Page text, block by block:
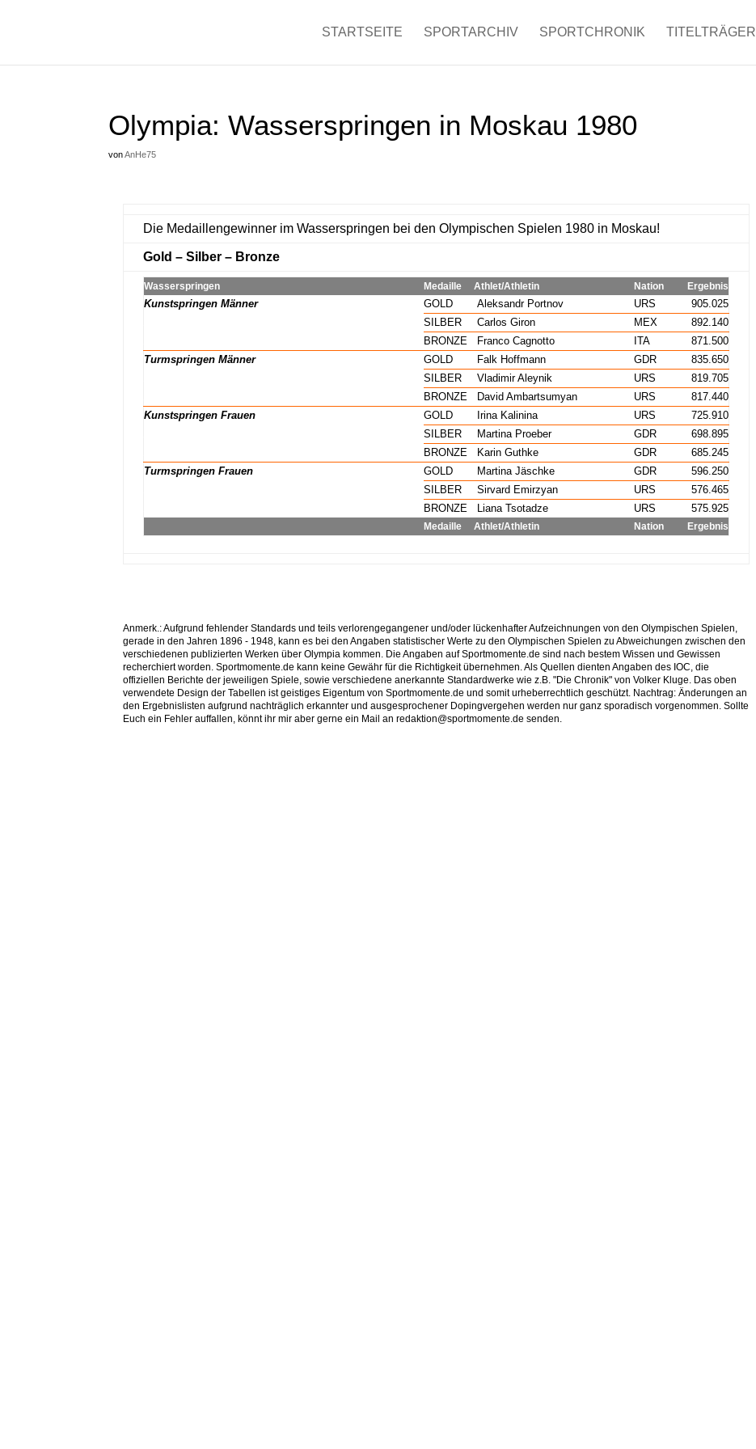
STARTSEITE SPORTARCHIV SPORTCHRONIK TITELTRÄGER
Olympia: Wasserspringen in Moskau 1980
vonAnHe75
Die Medaillengewinner im Wasserspringen bei den Olympischen Spielen 1980 in Moskau!
Gold – Silber – Bronze
Wasserspringen Medaille Athlet/Athletin Nation Ergebnis
Kunstspringen Männer GOLD Aleksandr Portnov URS
905.025
SILBER Carlos Giron MEX
892.140
BRONZE Franco Cagnotto ITA
871.500
Turmspringen Männer
GOLD Falk Hoffmann GDR
835.650
SILBER Vladimir Aleynik URS
819.705
BRONZE David Ambartsumyan URS
817.440
Kunstspringen Frauen
GOLD Irina Kalinina URS
725.910
SILBER Martina Proeber GDR
698.895
BRONZE Karin Guthke GDR
685.245
Turmspringen Frauen
GOLD Martina Jäschke GDR
596.250
SILBER Sirvard Emirzyan URS
576.465
BRONZE Liana Tsotadze URS 575.925
Medaille Athlet/Athletin Nation Ergebnis
Anmerk.: Aufgrund fehlender Standards und teils verlorengegangener und/oder lückenhafter Aufzeichnungen von den Olympischen Spielen,
gerade in den Jahren 1896 - 1948, kann es bei den Angaben statistischer Werte zu den Olympischen Spielen zu Abweichungen zwischen den
verschiedenen publizierten Werken über Olympia kommen. Die Angaben auf Sportmomente.de sind nach bestem Wissen und Gewissen
recherchiert worden. Sportmomente.de kann keine Gewähr für die Richtigkeit übernehmen. Als Quellen dienten Angaben des IOC, die
offiziellen Berichte der jeweiligen Spiele, sowie verschiedene anerkannte Standardwerke wie z.B. "Die Chronik" von Volker Kluge. Das oben
verwendete Design der Tabellen ist geistiges Eigentum von Sportmomente.de und somit urheberrechtlich geschützt. Nachtrag: Änderungen an
den Ergebnislisten aufgrund nachträglich erkannter und ausgesprochener Dopingvergehen werden nur ganz sporadisch vorgenommen. Sollte
Euch ein Fehler auffallen, könnt ihr mir aber gerne ein Mail an redaktion@sportmomente.de senden.